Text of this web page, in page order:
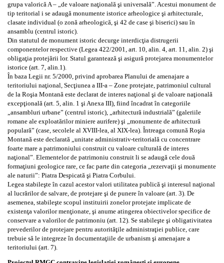
grupa valorică A – „de valoare naţională şi universală”. Acestui monument de
tip teritorial i se adaugă monumente istorice arheologice şi arhitecturale,
clasate individual (o zonă arheologică, şi 42 de case şi biserici) sau în
ansamblu (centrul istoric).
Din statutul de monument istoric decurge interdicţia distrugerii
componentelor respective (Legea 422/2001, art. 10, alin. 4, art. 11, alin. 2) şi
obligaţia protejării lor. Statul garantează şi asigură protejarea monumentelor
istorice (art. 7, alin.1).
În baza Legii nr. 5/2000, privind aprobarea Planului de amenajare a
teritoriului naţional, Secţiunea a III-a – Zone protejate, patrimoniul cultural
de la Roşia Montană este declarat de interes naţional şi de valoare naţională
excepţională (art. 5, alin. 1 şi Anexa III), fiind încadrat în categoriile
„ansambluri urbane” (centrul istoric), „arhitectură industrială” (galeriile
romane ale exploatărilor miniere aurifere) şi „monumente de arhitectură
populară” (case, secolele al XVIII-lea, al XIX-lea). Întreaga comună Roşia
Montană este declarată „unitate administrativ-teritorială cu concentrare
foarte mare a patrimoniului construit cu valoare culturală de interes
naţional”. Elementelor de patrimoniu construit li se adaugă cele două
formaţiuni geologice rare, ce fac parte din categoria „rezervaţii şi monumente
ale naturii”: Piatra Despicată şi Piatra Corbului.
Legea stabileşte în cazul acestor valori utilitatea publică şi interesul naţional
al lucrărilor de salvare, de protejare şi de punere în valoare (art. 3). De
asemenea, stabileşte scopul instituirii zonelor protejate implicate de
existenţa valorilor menţionate, şi anume atingerea obiectivelor specifice de
conservare a valorilor de patrimoniu (art. 12). Se stabileşte şi obligativitatea
prevederilor de protejare pentru autorităţile administraţiei publice, care
trebuie să le integreze în documentaţiile de urbanism şi amenajare a
teritoriului (art. 7).